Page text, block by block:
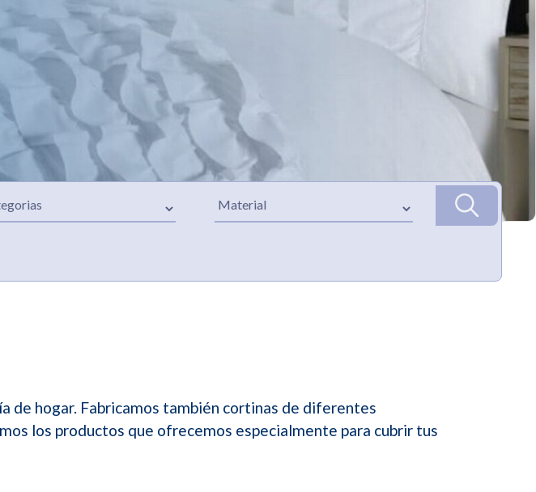
de hogar. Fabricamos también cortinas de diferentes
los productos que ofrecemos especialmente para cubrir tus